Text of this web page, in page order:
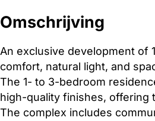
Omschrijving
An exclusive development of
comfort, natural light, and
The 1- to 3-bedroom
‌high-quality ‌finishes, offering
The ‌complex includes